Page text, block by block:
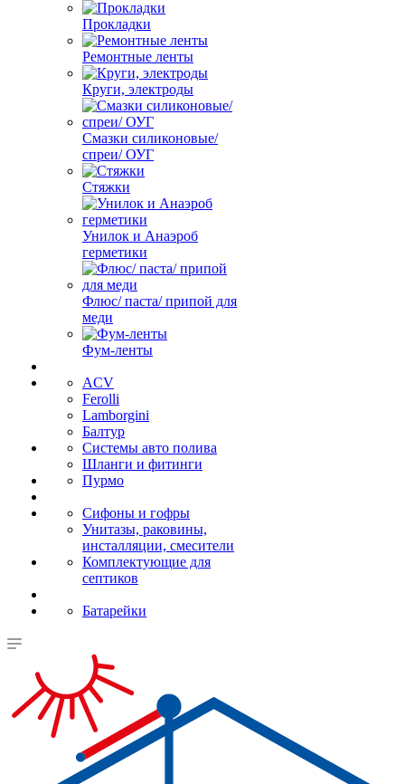
Прокладки
Ремонтные ленты
Круги, электроды
Смазки силиконовые/
спреи/ ОУГ
Стяжки
Унилок и Анаэроб
герметики
Флюс/ паста/ припой для
меди
Фум-ленты
ACV
Ferolli
Lamborgini
Балтур
Системы авто полива
Шланги и фитинги
Пурмо
Сифоны и гофры
Унитазы, раковины,
инсталляции, смесители
Комплектующие для
септиков
Батарейки